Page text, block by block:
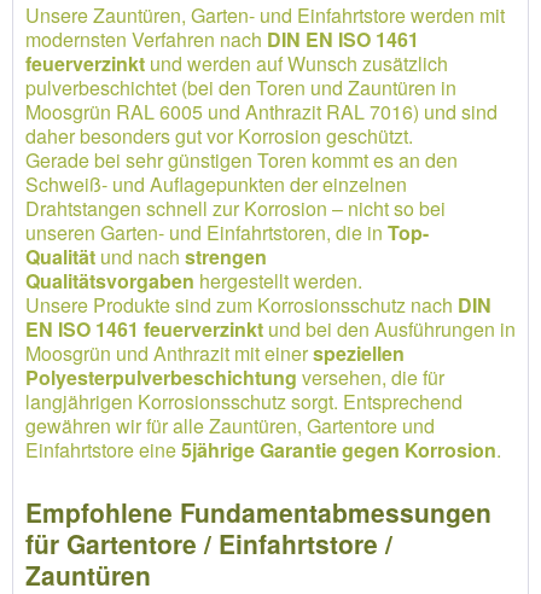
Unsere Zauntüren, Garten- und Einfahrtstore werden mit
modernsten Verfahren nach DIN EN ISO 1461
feuerverzinkt und werden auf Wunsch zusätzlich
pulverbeschichtet (bei den Toren und Zauntüren in
Moosgrün RAL 6005 und Anthrazit RAL 7016) und sind
daher besonders gut vor Korrosion geschützt.
Gerade bei sehr günstigen Toren kommt es an den
Schweiß- und Auflagepunkten der einzelnen
Drahtstangen schnell zur Korrosion – nicht so bei
unseren Garten- und Einfahrtstoren, die in Top-
Qualität und nach strengen
Qualitätsvorgaben hergestellt werden.
Unsere Produkte sind zum Korrosionsschutz nach DIN
EN ISO 1461 feuerverzinkt und bei den Ausführungen in
Moosgrün und Anthrazit mit einerspeziellen
Polyesterpulverbeschichtung versehen, die für
langjährigen Korrosionsschutz sorgt. Entsprechend
gewähren wir für alle Zauntüren, Gartentore und
Einfahrtstore eine5jährige Garantie gegen Korrosion.
Empfohlene Fundamentabmessungen
für Gartentore / Einfahrtstore /
Zauntüren